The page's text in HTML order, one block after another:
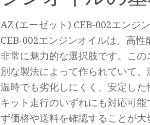
AZ (エーゼット) CEB-002エンジ
CEB-002エンジンオイルは、高性
非常に魅力的な選択肢です。こ
別な製法によって作られていて
温時でも劣化しにくく、安定し
キット走行のいずれにも対応可
ず価格や送料を確認することが